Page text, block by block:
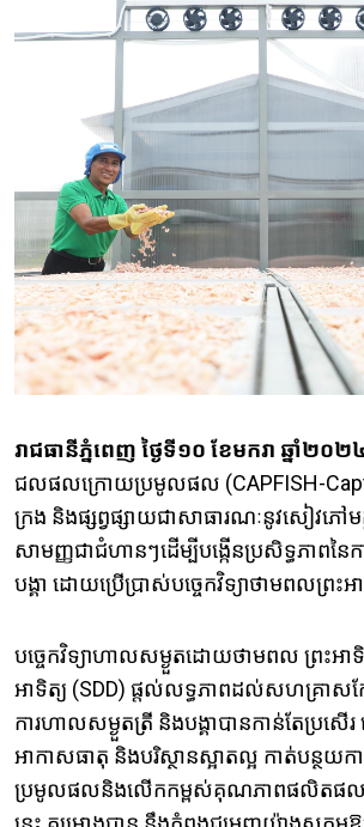
រាជធានីភ្នំពេញ ថ្ងៃទី១០ ខែមករា ឆ្នាំ២០២៤
ជលផលក្រោយប្រមូលផល (CAPFISH-
ក្រង និងផ្សព្វផ្សាយជាសាធារណៈនូវសៀវភៅ
សាមញ្ញជាជំហានៗ​ដើម្បីបង្កើនប្រសិទ្ធភាពន
បង្គា ដោយប្រើប្រាស់បច្ចេកវិទ្យាថាមពលព្រះអ
បច្ចេកវិទ្យាហាលសម្ងួតដោយថាមពល ព្រះអាទិ
អាទិត្យ​ (SDD)​ ផ្តល់លទ្ធភាពដល់សហគ្រាសក
ការហាលសម្ងួតត្រី និងបង្គាបានកាន់តែប្រសើ
អាកាសធាតុ និងបរិស្ថានស្អាតល្អ កាត់បន្ថយ
ប្រមូលផលនិងលើកកម្ពស់គុណភាពផលិតផល